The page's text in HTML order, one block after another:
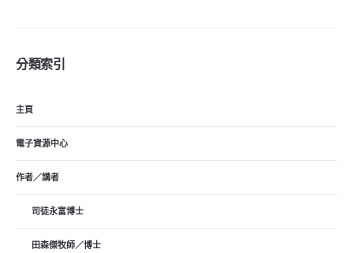
分類索引
主頁
電子資源中心
作者／講者
司徒永富博士
田森傑牧師／博士